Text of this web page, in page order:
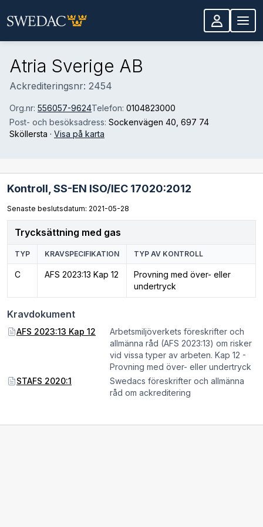
Atria Sverige AB
Ackrediteringsnr: 2454
Org.nr: 556057-9624Telefon: 0104823000
Post- och besöksadress: Sockenvägen 40 , 697 74
Sköllersta · Visa på karta
Kontroll, SS-EN ISO/IEC 17020:2012
Senaste beslutsdatum: 2021-05-28
Trycksättning med gas
TYP KRAVSPECIFIKATION TYP AV KONTROLL
C AFS 2023:13 Kap 12
Provning med över- eller
undertryck
Kravdokument
AFS 2023:13 Kap 12
Arbetsmiljöverkets föreskrifter och
allmänna råd (AFS 2023:13) om risker
vid vissa typer av arbeten. Kap 12 -
Provning med över- eller undertryck
STAFS 2020:1
Swedacs föreskrifter och allmänna
råd om ackreditering